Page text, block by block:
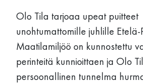
Olo Tila tarjoaa upeat puitteet
unohtumattomille juhlille
Maatilamiljöö on kunnostettu
perinteitä kunnioittaen ja Olo
persoonallinen tunnelma